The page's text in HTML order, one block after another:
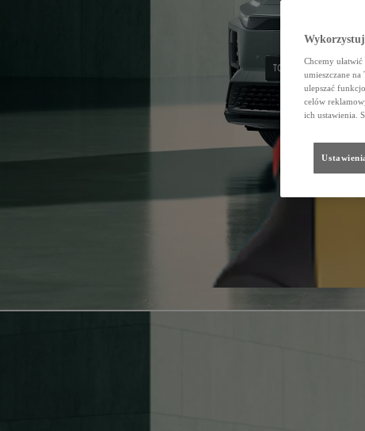
Chcemy
umieszczane
ulepszać
celów
ich ustawienia.